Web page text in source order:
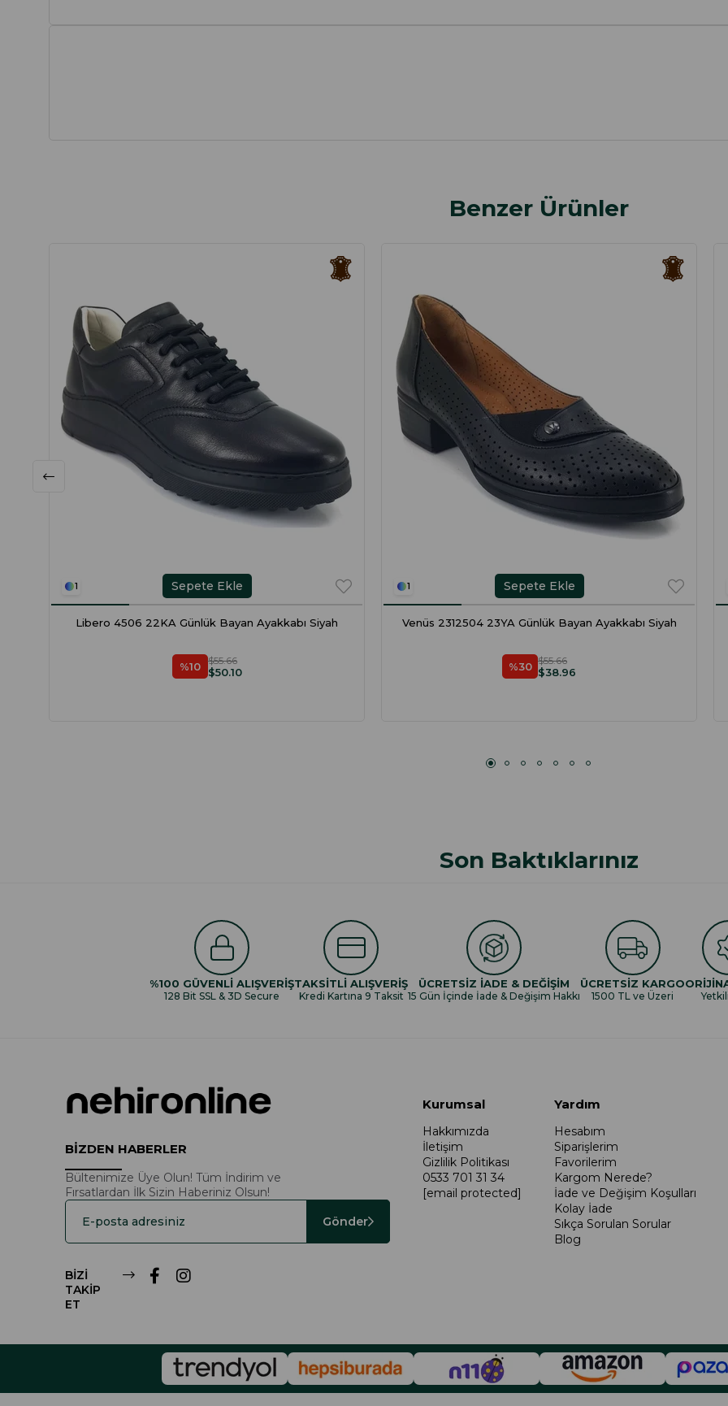
Benzer Ürünler
1
Libero 4506 22KA Günlük Bayan Ayakkabı Siyah
%10 $50.10
$55.66
Sepete Ekle 1
Venüs 2312504 23YA Günlük Bayan Ayakkabı Siyah
%30 $38.96
$55.66
Sepete Ekle
Son Baktıklarınız
%100 GÜVENLİ ALIŞVERİŞ
128 Bit SSL & 3D Secure
TAKSİTLİ ALIŞVERİŞ
Kredi Kartına 9 Taksit
ÜCRETSİZ İADE & DEĞİŞİM
15 Gün İçinde İade & Değişim Hakkı
ÜCRETSİZ KARGO
1500 TL ve Üzeri Yetkili
BİZDEN HABERLER
Bültenimize Üye Olun! Tüm İndirim ve
Fırsatlardan İlk Sizin Haberiniz Olsun!
Gönder
BİZİ
TAKİP
ET
Kurumsal
Hakkımızda
İletişim
Gizlilik Politikası
0533 701 31 34
[email protected]
Yardım
Hesabım
Siparişlerim
Favorilerim
Kargom Nerede?
İade ve Değişim Koşulları
Kolay İade
Sıkça Sorulan Sorular
Blog